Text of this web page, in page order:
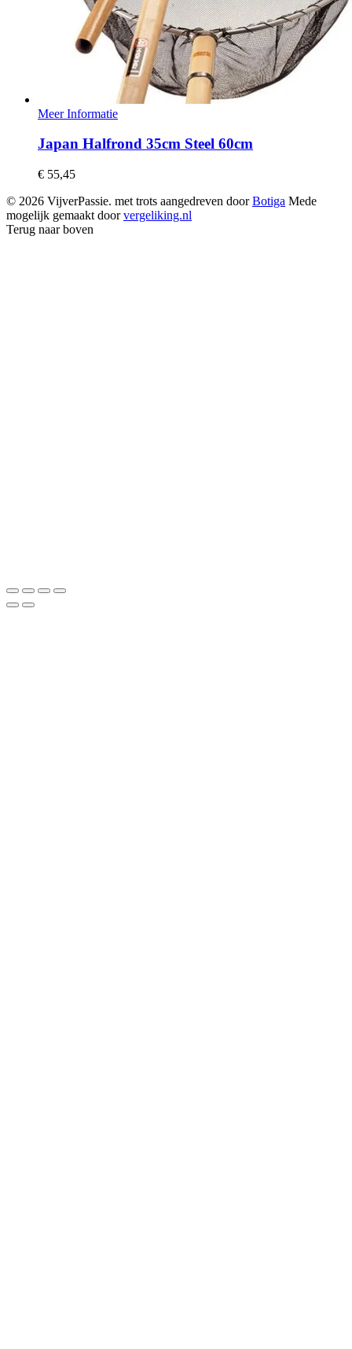
Meer Informatie
Japan Halfrond 35cm Steel 60cm
€ 55,45
© 2026 VijverPassie. met trots aangedreven doorBotiga Mede
mogelijk gemaakt doorvergeliking.nl
Terug naar boven